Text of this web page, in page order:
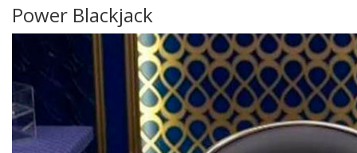
Power Blackjack